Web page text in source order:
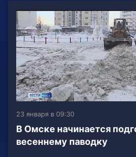
23 января в 09:30
В Омске начинается
весеннему паводку